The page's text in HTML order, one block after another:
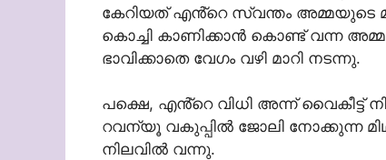
കേറിയത് എൻ്റെ സ്വന്തം അമ്മയുടെ
കൊച്ചി കാണിക്കാൻ കൊണ്ട് വന്ന
ഭാവിക്കാതെ വേഗം വഴി മാറി നടന്നു.
പക്ഷെ, എൻ്റെ വിധി അന്ന് വൈകീട്ട്
റവന്യൂ വകുപ്പിൽ ജോലി നോക്കുന്ന
നിലവിൽ വന്നു.